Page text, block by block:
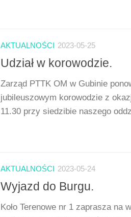
AKTUALNOŚCI 2023-05-25
Udział w korowodzie.
Zarząd PTTK OM w Gubinie
jubileuszowym korowodzie z
11.30 przy siedzibie naszego
AKTUALNOŚCI 2023-05-24
Wyjazd do Burgu.
Koło Terenowe nr 1 zaprasza na